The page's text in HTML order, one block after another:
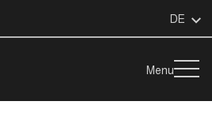
DE
Menu